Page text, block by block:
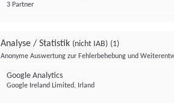
3 Partner
Analyse / Statistik (nicht IAB) (1)
Anonyme Auswertung zur Fehlerbehebung und
Google Analytics
Google Ireland Limited, Irland